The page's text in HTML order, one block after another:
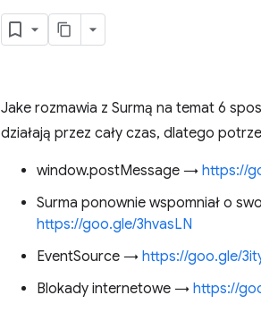
Jake rozmawia z Surmą na temat 6
działają przez cały czas, dlatego
window.postMessage → https://
Surma ponownie wspomniał o
https://goo.gle/3hvasLN
EventSource → https://goo.gle/
Blokady internetowe → https://